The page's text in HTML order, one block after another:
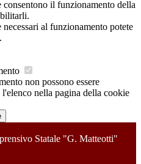
il funzionamento della
al funzionamento potete
.
non possono essere
nella pagina della cookie
Statale "G. Matteotti"